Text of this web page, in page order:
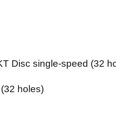
Disc single-speed (32
holes)